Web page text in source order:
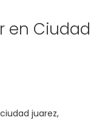
en Ciudad
juarez,